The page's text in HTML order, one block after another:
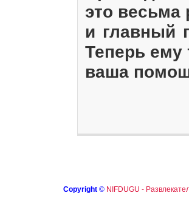
это весьма
и главный
Теперь ему
ваша
Copyright © NIFDUGU -